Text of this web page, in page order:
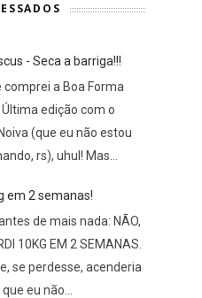
- Seca a barriga!!!
comprei a Boa Forma
edição com o
(que eu não estou
rs), uhul! Mas...
em 2 semanas!
de mais nada: NÃO,
10KG EM 2 SEMANAS.
se perdesse, acenderia
eu não...